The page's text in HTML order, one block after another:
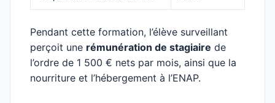
Pendant cette formation, l’élève surveillant
perçoit une rémunération de stagiaire de
l’ordre de 1 500 € nets par mois, ainsi que la
nourriture et l’hébergement à l’ENAP.